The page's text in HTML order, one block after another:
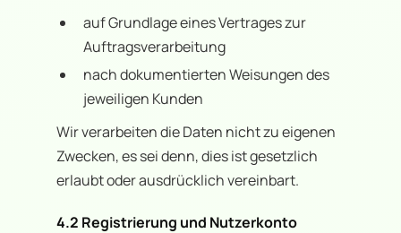
auf Grundlage eines Vertrages zur
Auftragsverarbeitung
nach dokumentierten Weisungen des
jeweiligen Kunden
Wir verarbeiten die Daten nicht zu eigenen
Zwecken, es sei denn, dies ist gesetzlich
erlaubt oder ausdrücklich vereinbart.
4.2 Registrierung und Nutzerkonto